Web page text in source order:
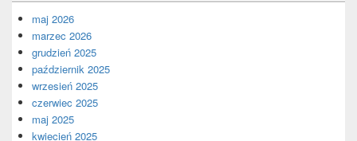
maj 2026
marzec 2026
grudzień 2025
październik 2025
wrzesień 2025
czerwiec 2025
maj 2025
kwiecień 2025